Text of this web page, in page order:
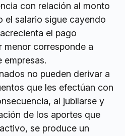
con relación al monto
el salario sigue cayendo
el pago
menor corresponde a
empresas.
no pueden derivar a
que les efectúan con
al jubilarse y
de los aportes que
se produce un